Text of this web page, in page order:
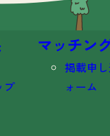
プ
マッチン
掲載申
ォーム